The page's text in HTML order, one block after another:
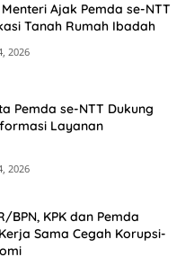
Ajak Pemda se-NTT
Tanah Rumah Ibadah
2026
Pemda se-NTT Dukung
Layanan
2026
BPN, KPK dan Pemda
Sama Cegah Korupsi-